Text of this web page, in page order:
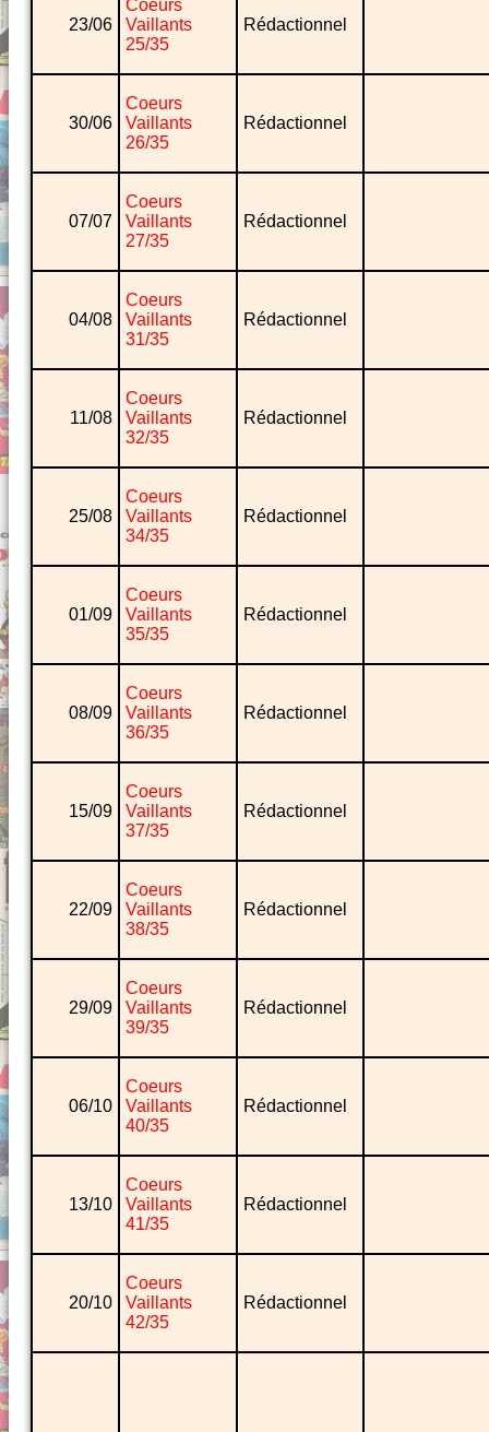
23/06
Coeurs
Vaillants
25/35
Rédactionnel
30/06
Coeurs
Vaillants
26/35
Rédactionnel
07/07
Coeurs
Vaillants
27/35
Rédactionnel
04/08
Coeurs
Vaillants
31/35
Rédactionnel
11/08
Coeurs
Vaillants
32/35
Rédactionnel
25/08
Coeurs
Vaillants
34/35
Rédactionnel
01/09
Coeurs
Vaillants
35/35
Rédactionnel
08/09
Coeurs
Vaillants
36/35
Rédactionnel
15/09
Coeurs
Vaillants
37/35
Rédactionnel
22/09
Coeurs
Vaillants
38/35
Rédactionnel
29/09
Coeurs
Vaillants
39/35
Rédactionnel
06/10
Coeurs
Vaillants
40/35
Rédactionnel
13/10
Coeurs
Vaillants
41/35
Rédactionnel
20/10
Coeurs
Vaillants
42/35
Rédactionnel